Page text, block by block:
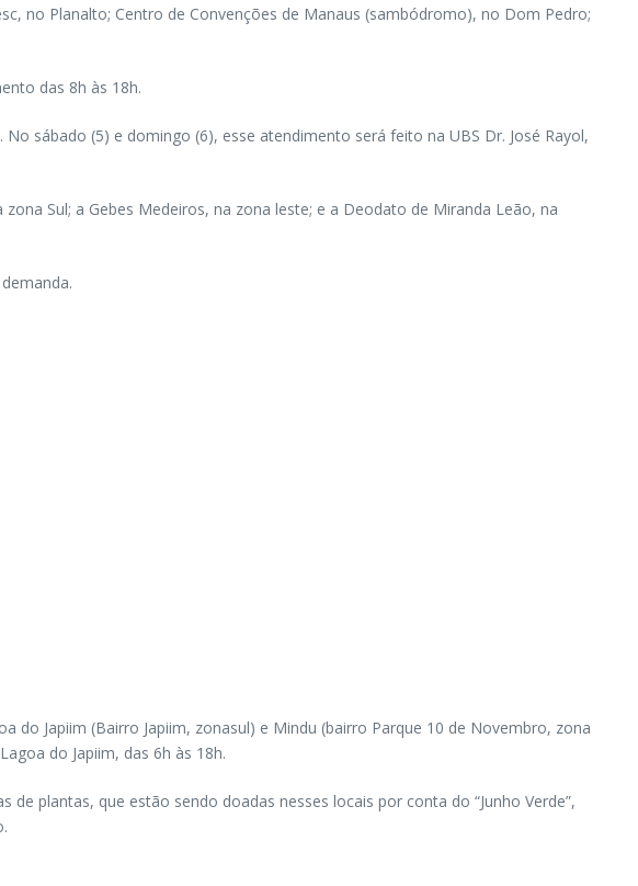
no Planalto; Centro de Convenções de Manaus (sambódromo), no Dom Pedro;
das 8h às 18h.
sábado (5) e domingo (6), esse atendimento será feito na UBS Dr. José Rayol,
Sul; a Gebes Medeiros, na zona leste; e a Deodato de Miranda Leão, na
do Japiim (Bairro Japiim, zonasul) e Mindu (bairro Parque 10 de Novembro, zona
do Japiim, das 6h às 18h.
plantas, que estão sendo doadas nesses locais por conta do “Junho Verde”,